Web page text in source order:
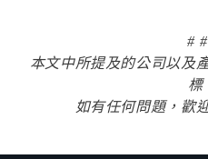
#
本文中所提及的公司以及
標
如有任何問題，歡